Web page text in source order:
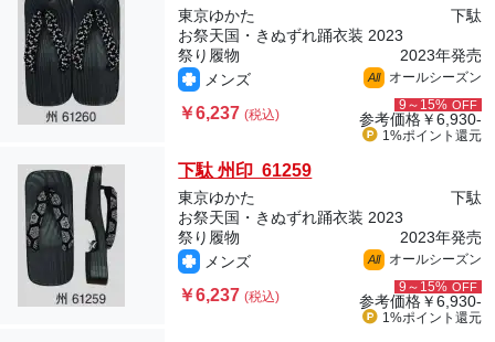
東京ゆかた
下駄
お祭天国・きぬずれ踊衣装 2023
祭り履物
2023年発売
メンズ
All オールシーズン
￥6,237(税込)
9～15% OFF
参考価格￥6,930-
1%ポイント 還元
下駄 州印 61259
東京ゆかた
下駄
お祭天国・きぬずれ踊衣装 2023
祭り履物
2023年発売
メンズ
All オールシーズン
￥6,237(税込)
9～15% OFF
参考価格￥6,930-
1%ポイント 還元